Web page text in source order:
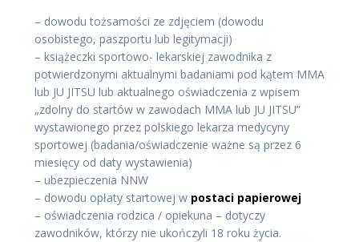
– dowodu tożsamości ze zdjęciem (dowodu
osobistego, paszportu lub legitymacji)
– książeczki sportowo- lekarskiej zawodnika z
potwierdzonymi aktualnymi badaniami pod kątem MMA
lub JU JITSU lub aktualnego oświadczenia z wpisem
„zdolny do startów w zawodach MMA lub JU JITSU”
wystawionego przez polskiego lekarza medycyny
sportowej (badania/oświadczenie ważne są przez 6
miesięcy od daty wystawienia)
– ubezpieczenia NNW
– dowodu opłaty startowej w postaci papierowej
– oświadczenia rodzica / opiekuna – dotyczy
zawodników, którzy nie ukończyli 18 roku życia.